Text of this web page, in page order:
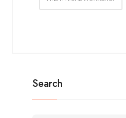
Search